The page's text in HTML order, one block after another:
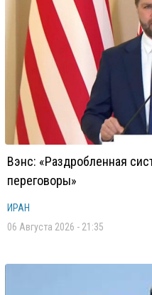
Вэнс: «Раздробленная
переговоры»
ИРАН
06 Августа 2026 - 21:35